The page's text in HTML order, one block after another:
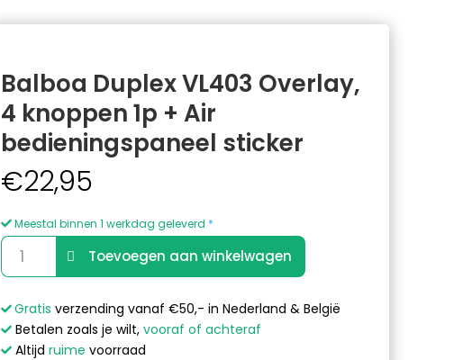
Balboa Duplex VL403 Overlay,
4 knoppen 1p + Air
bedieningspaneel sticker
€22,95
Meestal binnen 1 werkdag geleverd *
Balboa
Duplex
Overlay,
4
knoppen
Toevoegen aan winkelwagen
e
Gratisverzending vanaf €50,- in Nederland & België
Betalen zoals je wilt, vooraf of achteraf
Altijd ruimevoorraad